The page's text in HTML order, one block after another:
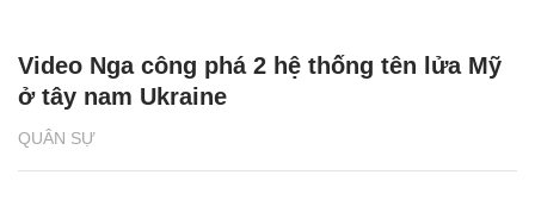
QUÂN SỰ
Video Nga công phá 2 hệ thống tên lửa Mỹ
ở tây nam Ukraine